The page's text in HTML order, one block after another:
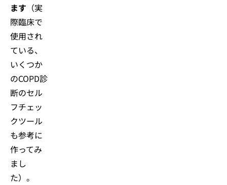
ます （実
際臨床で
使用され
ている、
いくつか
のCOPD診
断のセル
フチェッ
クツール
も参考に
作ってみ
まし
た）。